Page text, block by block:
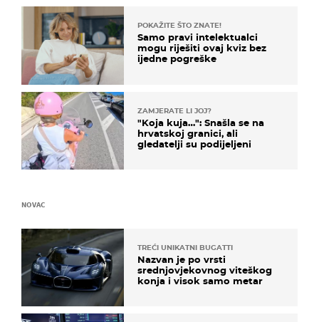
POKAŽITE ŠTO ZNATE!
Samo pravi intelektualci
mogu riješiti ovaj kviz bez
ijedne pogreške
ZAMJERATE LI JOJ?
"Koja kuja…": Snašla se na
hrvatskoj granici, ali
gledatelji su podijeljeni
NOVAC
TREĆI UNIKATNI BUGATTI
Nazvan je po vrsti
srednjovjekovnog viteškog
konja i visok samo metar